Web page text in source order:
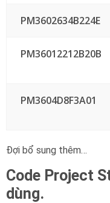
PM3602634B224E
PM36012212B20B
PM3604D8F3A01
Đợi bổ sung thêm…
Code Project
dùng.